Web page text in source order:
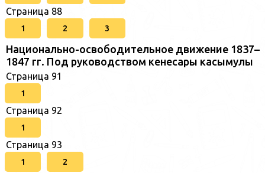
Страница 88
1 2 3
Национально-освободительное движение 1837–
1847 гг. Под руководством кенесары касымулы
Страница 91
1
Страница 92
1
Страница 93
1 2